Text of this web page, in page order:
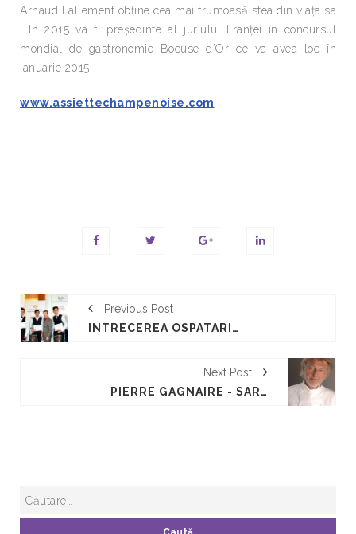
Arnaud Lallement obține cea mai frumoasă stea din viața sa
! In 2015 va fi președinte al juriului Franței în concursul
mondial de gastronomie Bocuse d’Or ce va avea loc în
Ianuarie 2015.
www.assiettechampenoise.com
Previous Post
INTRECEREA OSPATARILOR - SARBATOAREA GUSTULUI
Next Post
PIERRE GAGNAIRE - SARBATOAREA GUSTULUI